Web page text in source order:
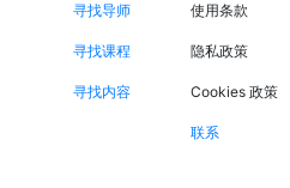
寻找导师
寻找课程
寻找内容
使用条款
隐私政策
Cookies 政策
联系